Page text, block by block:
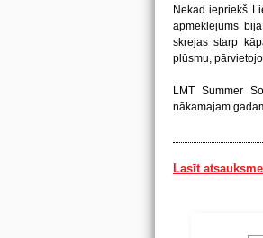
Nekad iepriekš
apmeklējums
skrejas starp
plūsmu,
LMT Summer
nākamajam
Lasīt